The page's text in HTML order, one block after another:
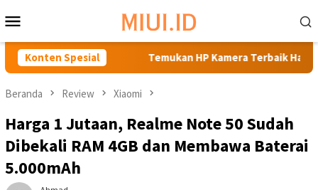
ke
kontenMobile
Konten Spesial
Bawah 1 Juta Temukan HP Kamera Terbaik Harga 3
Beranda Review Xiaomi
Harga 1 Jutaan, Realme Note 50 Sudah
Dibekali RAM 4GB dan Membawa Baterai
5.000mAh